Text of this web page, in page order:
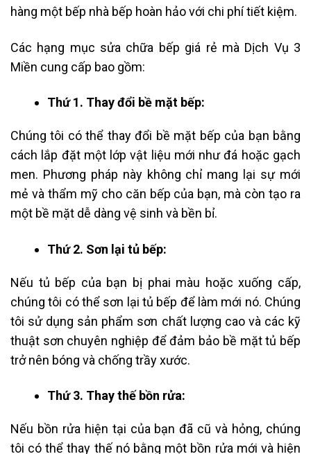
hàng một bếp nhà bếp hoàn hảo với chi phí tiết kiệm.
Các hạng mục sửa chữa bếp giá rẻ mà Dịch Vụ 3
Miền cung cấp bao gồm:
Thứ 1. Thay đổi bề mặt bếp:
Chúng tôi có thể thay đổi bề mặt bếp của bạn bằng
cách lắp đặt một lớp vật liệu mới như đá hoặc gạch
men. Phương pháp này không chỉ mang lại sự mới
mẻ và thẩm mỹ cho căn bếp của bạn, mà còn tạo ra
một bề mặt dễ dàng vệ sinh và bền bỉ.
Thứ 2. Sơn lại tủ bếp:
Nếu tủ bếp của bạn bị phai màu hoặc xuống cấp,
chúng tôi có thể sơn lại tủ bếp để làm mới nó. Chúng
tôi sử dụng sản phẩm sơn chất lượng cao và các kỹ
thuật sơn chuyên nghiệp để đảm bảo bề mặt tủ bếp
trở nên bóng và chống trầy xước.
Thứ 3. Thay thế bồn rửa:
Nếu bồn rửa hiện tại của bạn đã cũ và hỏng, chúng
tôi có thể thay thế nó bằng một bồn rửa mới và hiện